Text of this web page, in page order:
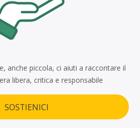
anche piccola, ci aiuti a raccontare il
libera, critica e responsabile
SOSTIENICI